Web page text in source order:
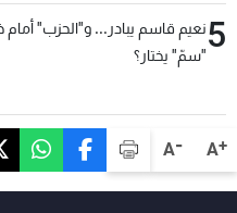
A+
A-
5نعيم قاسم يبادر... و"الحزب" أمام
"سمّ" يختار؟